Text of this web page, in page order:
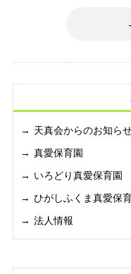
天真会からのお知ら
真愛保育園
いろどり真愛保育園
ひがしふくま真愛保
法人情報